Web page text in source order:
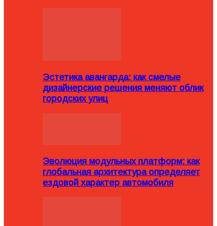
Эстетика авангарда: как смелые
дизайнерские решения меняют облик
городских улиц
Эволюция модульных платформ: как
глобальная архитектура определяет
ездовой характер автомобиля